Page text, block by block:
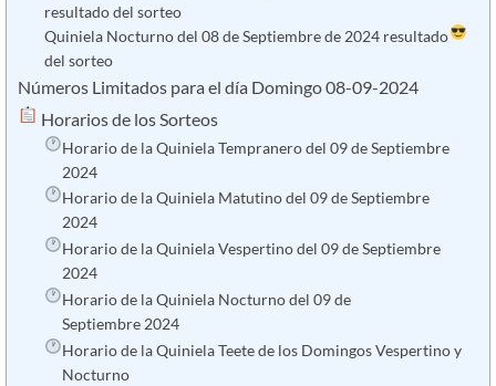
resultado del sorteo
Quiniela Nocturno del 08 de Septiembre de 2024 resultado
del sorteo
Números Limitados para el día Domingo 08-09-2024
​ Horarios de los Sorteos
Horario de la Quiniela Tempranero del 09 de Septiembre
2024
Horario de la Quiniela Matutino del 09 de Septiembre
2024
Horario de la Quiniela Vespertino del 09 de Septiembre
2024
Horario de la Quiniela Nocturno del 09 de
Septiembre 2024
Horario de la Quiniela Teete de los Domingos Vespertino y
Nocturno